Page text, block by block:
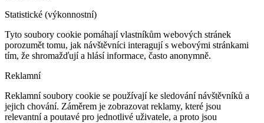
Statistické (výkonnostní)
Tyto soubory cookie pomáhají vlastníkům webových stránek
porozumět tomu, jak návštěvníci interagují s webovými stránkami
tím, že shromažďují a hlásí informace, často anonymně.
Reklamní
Reklamní soubory cookie se používají ke sledování návštěvníků a
jejich chování. Záměrem je zobrazovat reklamy, které jsou
relevantní a poutavé pro jednotlivé uživatele, a proto jsou